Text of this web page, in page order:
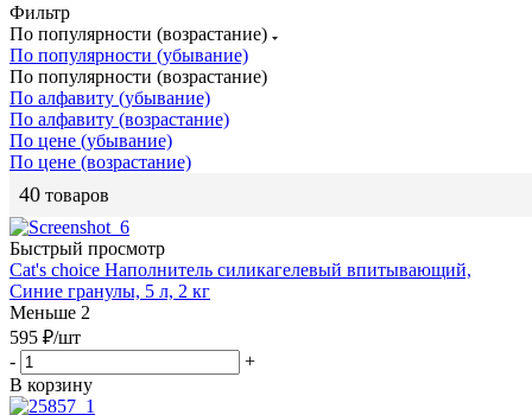
Фильтр
По популярности (возрастание)
По популярности (убывание)
По популярности (возрастание)
По алфавиту (убывание)
По алфавиту (возрастание)
По цене (убывание)
По цене (возрастание)
40 товаров
Быстрый просмотр
Cat's choice Наполнитель силикагелевый впитывающий,
Синие гранулы, 5 л, 2 кг
Меньше 2
595 ₽/шт
-
+
В корзину